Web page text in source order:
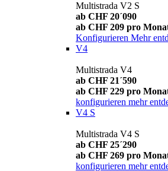
Multistrada V2 S
ab CHF 20´090
ab CHF 209 pro
Konfigurieren Mehr
V4
Multistrada V4
ab CHF 21´590
ab CHF 229 pro
konfigurieren mehr
V4 S
Multistrada V4 S
ab CHF 25´290
ab CHF 269 pro
konfigurieren mehr